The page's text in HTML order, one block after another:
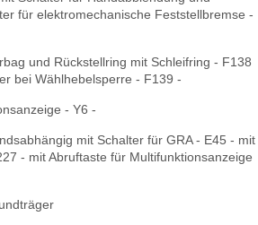
für elektromechanische Feststellbremse -
und Rückstellring mit Schleifring - F138
bei Wählhebelsperre - F139 -
- Y6 -
mit Schalter für GRA - E45 - mit
- mit Abruftaste für Multifunktionsanzeige